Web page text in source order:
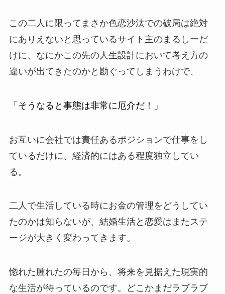
この二人に限ってまさか色恋沙汰での破局は絶対
にありえないと思っているサイト主のまるしーだ
けに、なにかこの先の人生設計において考え方の
違いが出てきたのかと勘ぐってしまうわけで、
「そうなると事態は非常に厄介だ！」
お互いに会社では責任あるポジションで仕事をし
ているだけに、経済的にはある程度独立してい
る。
二人で生活している時にお金の管理をどうしてい
たのかは知らないが、結婚生活と恋愛はまたステ
ージが大きく変わってきます。
惚れた腫れたの毎日から、将来を見据えた現実的
な生活が待っているのです。どこかまだラブラブ